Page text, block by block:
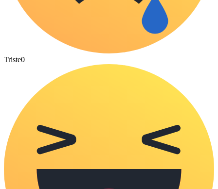
Triste0